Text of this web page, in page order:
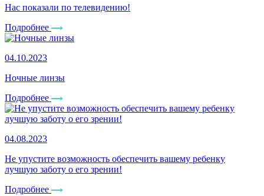
Нас показали по телевидению!
Подробнее
04.10.2023
Ночные линзы
Подробнее
04.08.2023
Не упустите возможность обеспечить вашему ребенку
лучшую заботу о его зрении!
Подробнее